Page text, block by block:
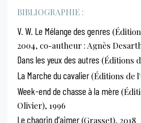
BIBLIOGRAPHIE :
V. W. Le Mélange des genres
2004, co-autheur : Agnès
Dans les yeux des autres (Éditions
La Marche du cavalier (Éditions de
Week-end de chasse à la mère
Olivier), 1996
Le chagrin d'aimer (Grasset), 2018